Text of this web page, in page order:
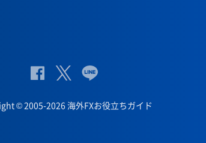
式
Twit
式
© 2005-2026 海外FXお役立ちガイド